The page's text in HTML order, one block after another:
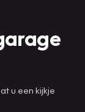
u een kijkje